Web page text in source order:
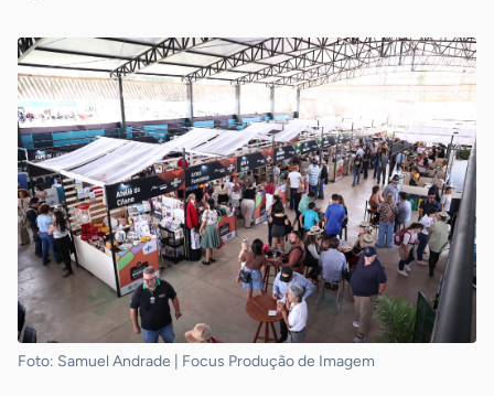
Foto: Samuel Andrade | Focus Produção de Imagem